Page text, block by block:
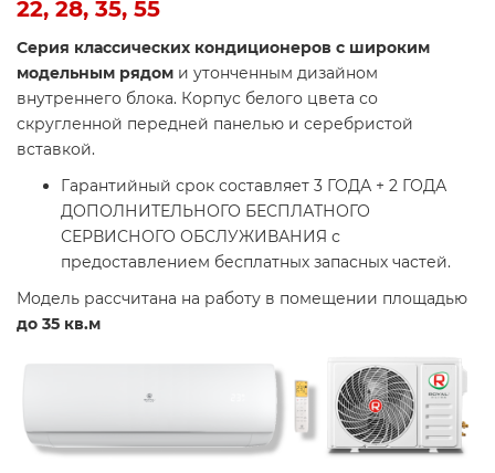
22, 28, 35, 55
Cерия классических кондиционеров с широким
модельным рядом и утонченным дизайном
внутреннего блока. Корпус белого цвета со
скругленной передней панелью и серебристой
вставкой.
Гарантийный срок составляет 3 ГОДА + 2 ГОДА
ДОПОЛНИТЕЛЬНОГО БЕСПЛАТНОГО
СЕРВИСНОГО ОБСЛУЖИВАНИЯ с
предоставлением бесплатных запасных частей.
Модель рассчитана на работу в помещении площадью
до 35 кв.м